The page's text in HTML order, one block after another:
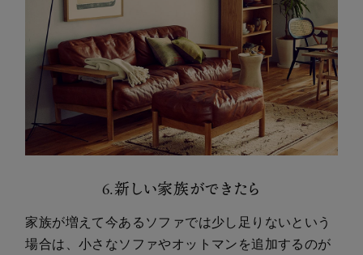
6.新しい家族ができたら
家族が増えて今あるソファでは少し足りないという
場合は、小さなソファやオットマンを追加するのが